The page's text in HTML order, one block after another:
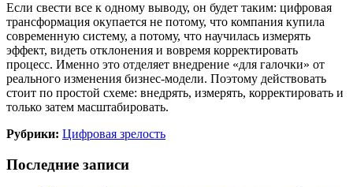
Если свести все к одному выводу, он будет таким: цифровая
трансформация окупается не потому, что компания купила
современную систему, а потому, что научилась измерять
эффект, видеть отклонения и вовремя корректировать
процесс. Именно это отделяет внедрение «для галочки» от
реального изменения бизнес-модели. Поэтому действовать
стоит по простой схеме: внедрять, измерять, корректировать и
только затем масштабировать.
Рубрики: Цифровая зрелость
Последние записи